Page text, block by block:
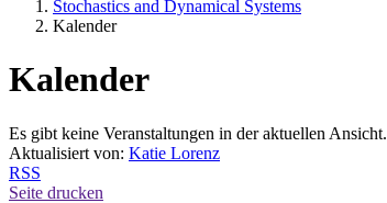
Stochastics and Dynamical Systems
Kalender
Kalender
Es gibt keine Veranstaltungen in der aktuellen Ansicht.
Aktualisiert von: Katie Lorenz
RSS
Seite drucken